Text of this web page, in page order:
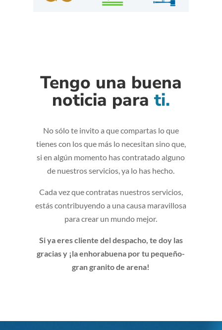
Tengo una buena
noticia para ti.
No sólo te invito a que compartas lo que
tienes con los que más lo necesitan sino que,
si en algún momento has contratado alguno
de nuestros servicios, ya lo has hecho.
Cada vez que contratas nuestros servicios,
estás contribuyendo a una causa maravillosa
para crear un mundo mejor.
Si ya eres cliente del despacho, te doy las
gracias y ¡la enhorabuena por tu pequeño-
gran granito de arena!